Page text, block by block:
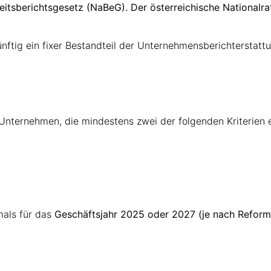
(NaBeG). Der österreichische
ein fixer Bestandteil der
die mindestens zwei der folgenden Kriterien
für das Geschäftsjahr 2025 oder 2027 (je nach